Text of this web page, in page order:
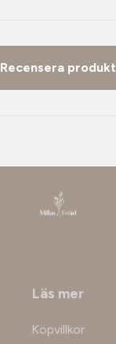
Recensera produkt
Läs mer
Köpvillkor